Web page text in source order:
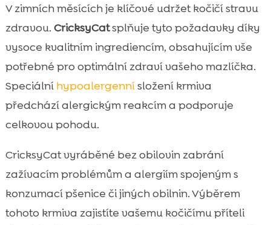
V zimních měsících je klíčové udržet kočičí stravu
zdravou. CricksyCatsplňuje tyto požadavky díky
vysoce kvalitním ingrediencím, obsahujícím vše
potřebné pro optimální zdraví vašeho mazlíčka.
Speciální hypoalergennísložení krmiva
předchází alergickým reakcím a podporuje
celkovou pohodu.
CricksyCat vyráběné bez obilovin zabrání
zažívacím problémům a alergiím spojeným s
konzumací pšenice či jiných obilnin. Výběrem
tohoto krmiva zajistíte vašemu kočičímu příteli